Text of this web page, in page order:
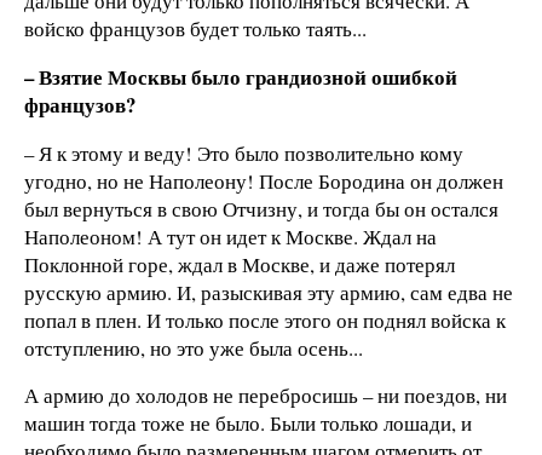
войско французов будет только таять...
– Взятие Москвы было грандиозной ошибкой
французов?
– Я к этому и веду! Это было позволительно кому
угодно, но не Наполеону! После Бородина он должен
был вернуться в свою Отчизну, и тогда бы он остался
Наполеоном! А тут он идет к Москве. Ждал на
Поклонной горе, ждал в Москве, и даже потерял
русскую армию. И, разыскивая эту армию, сам едва не
попал в плен. И только после этого он поднял войска к
отступлению, но это уже была осень...
А армию до холодов не перебросишь – ни поездов, ни
машин тогда тоже не было. Были только лошади, и